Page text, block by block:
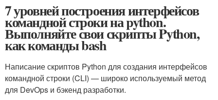
7 уровней построения интерфейсов
командной строки на python.
Выполняйте свои скрипты Python,
как команды bash
Написание скриптов Python для создания интерфейсов
командной строки (CLI) — широко используемый метод
для DevOps и бэкенд разработки.